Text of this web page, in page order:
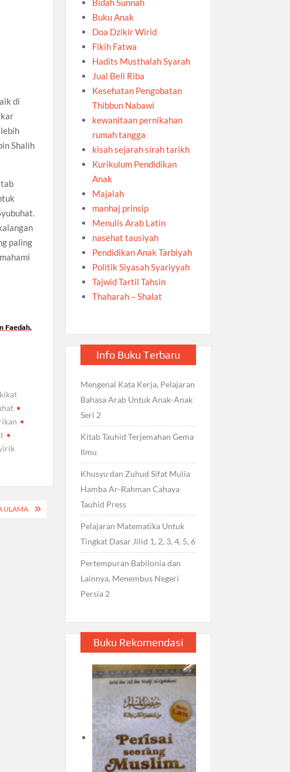
di
Shalih
paling
Faedah,
ULAMA
Buku Anak
Doa Dzikir Wirid
Fikih Fatwa
Hadits Musthalah Syarah
Jual Beli Riba
Kesehatan Pengobatan
Thibbun Nabawi
kewanitaan pernikahan
rumah tangga
kisah sejarah sirah tarikh
Kurikulum Pendidikan
Anak
Majalah
manhaj prinsip
Menulis Arab Latin
nasehat tausiyah
Pendidikan Anak Tarbiyah
Politik Siyasah Syariyyah
Tajwid Tartil Tahsin
Thaharah – Shalat
Info Buku Terbaru
Mengenal Kata Kerja, Pelajaran
Bahasa Arab Untuk Anak-Anak
Seri 2
Kitab Tauhid Terjemahan Gema
Ilmu
Khusyu dan Zuhud Sifat Mulia
Hamba Ar-Rahman Cahaya
Tauhid Press
Pelajaran Matematika Untuk
Tingkat Dasar Jilid 1, 2, 3, 4, 5, 6
Pertempuran Babilonia dan
Lainnya, Menembus Negeri
Persia 2
Buku Rekomendasi